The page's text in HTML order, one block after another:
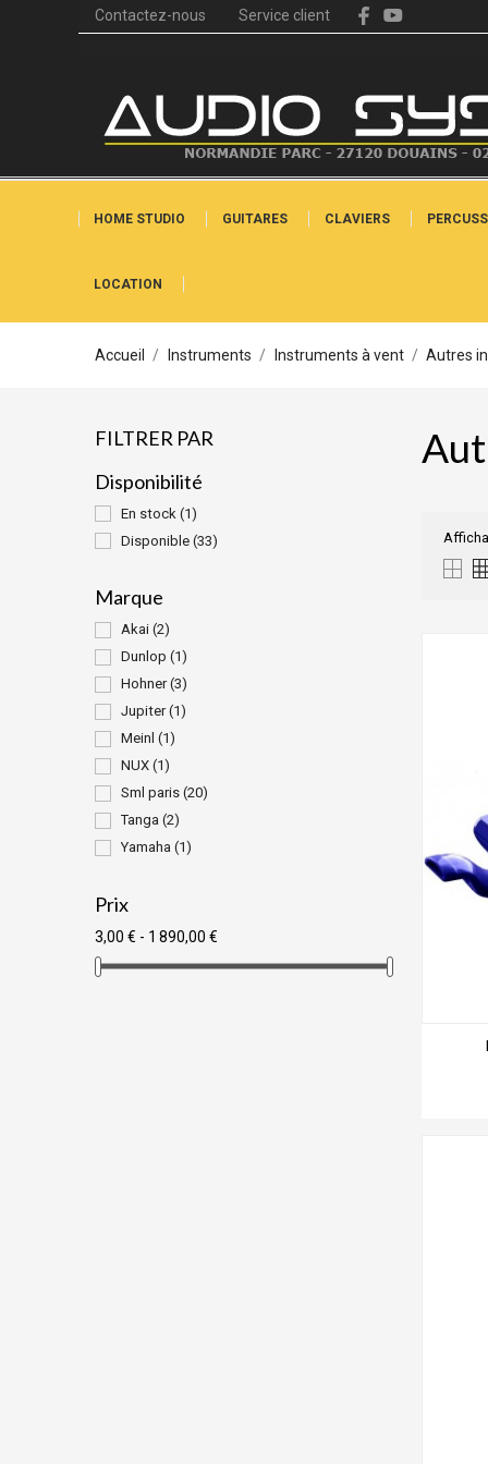
Contactez-nous Service client
HOME STUDIO GUITARES CLAVIERS
LOCATION
Accueil Instruments Instruments à vent Autres
FILTRER PAR
Disponibilité
En stock (1)
Disponible (33)
Marque
Akai (2)
Dunlop (1)
Hohner(3)
Jupiter(1)
Meinl (1)
NUX (1)
Sml paris (20)
Tanga (2)
Yamaha (1)
Prix
3,00 € - 1 890,00 €